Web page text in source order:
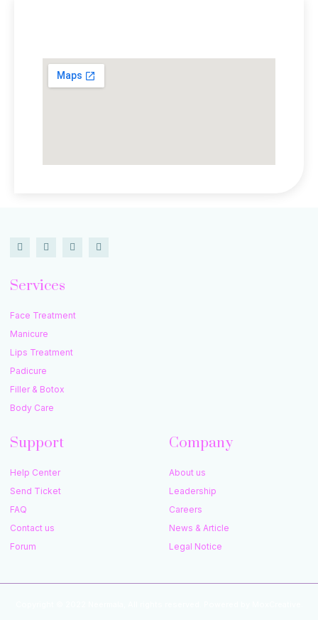
Services
Face Treatment
Manicure
Lips Treatment
Padicure
Filler & Botox
Body Care
Support
Help Center
Send Ticket
FAQ
Contact us
Forum
Company
About us
Leadership
Careers
News & Article
Legal Notice